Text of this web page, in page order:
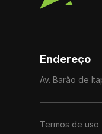
Endereço
Av. Barão de
Termos de uso